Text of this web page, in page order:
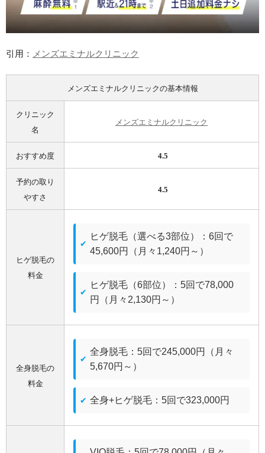
引用： メンズエミナルクリニック
メンズエミナルクリニックの基本情報
クリニック
名
メンズエミナルクリニック
おすすめ度 4.5
予約の取り
やすさ
4.5
ヒゲ脱毛の
料金
ヒゲ脱毛（選べる3部位）：6回で
45,600円（月々1,240円～）
ヒゲ脱毛（6部位）：5回で78,000
円（月々2,130円～）
全身脱毛の
料金
全身脱毛：5回で245,000円（月々
5,670円～）
全身+ヒゲ脱毛：5回で323,000円